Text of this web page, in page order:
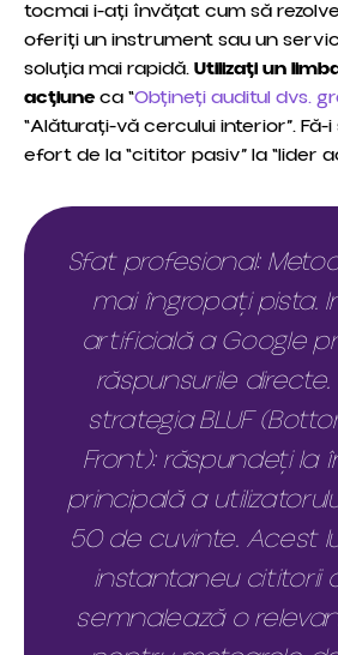
tocmai i-ați învățat cum să
oferiți un instrument sau un
soluția mai rapidă.Utilizați un
acțiuneca “Obțineți auditul dvs.
“Alăturați-vă cercului interior”.
efort de la “cititor pasiv” la “lider
Sfat profesional:
mai îngropați pista.
artificială a Google
răspunsurile
strategia BLUF
Front): răspundeți la
principală a
50 de cuvinte. Acest
instantaneu cititorii
semnalează o